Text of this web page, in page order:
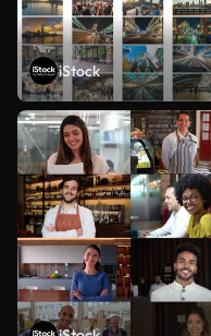
iStock